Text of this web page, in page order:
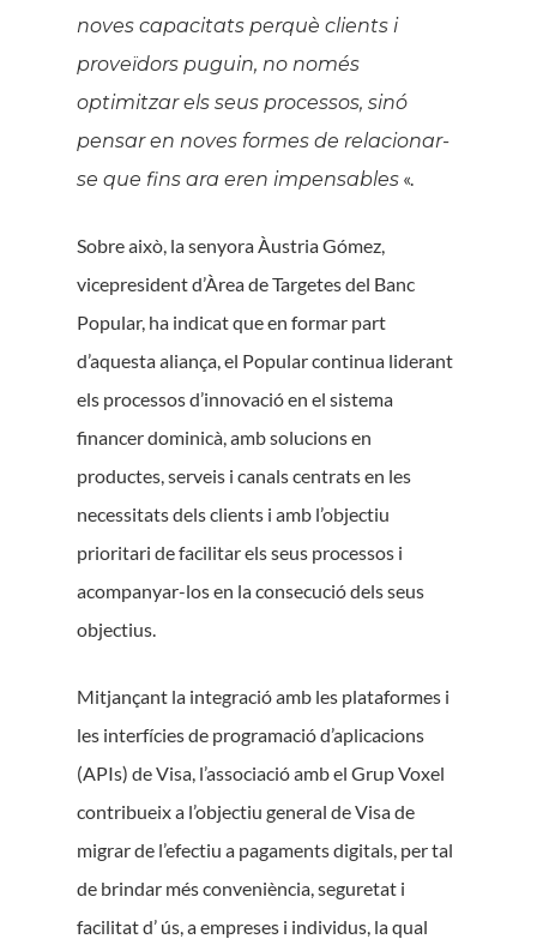
noves capacitats perquè clients i
proveïdors puguin, no només
optimitzar els seus processos, sinó
pensar en noves formes de relacionar-
se que fins ara eren impensables «.
Sobre això, la senyora Àustria Gómez,
vicepresident d’Àrea de Targetes del Banc
Popular, ha indicat que en formar part
d’aquesta aliança, el Popular continua liderant
els processos d’innovació en el sistema
financer dominicà, amb solucions en
productes, serveis i canals centrats en les
necessitats dels clients i amb l’objectiu
prioritari de facilitar els seus processos i
acompanyar-los en la consecució dels seus
objectius.
Mitjançant la integració amb les plataformes i
les interfícies de programació d’aplicacions
(APIs) de Visa, l’associació amb el Grup Voxel
contribueix a l’objectiu general de Visa de
migrar de l’efectiu a pagaments digitals, per tal
de brindar més conveniència, seguretat i
facilitat d’ ús, a empreses i individus, la qual